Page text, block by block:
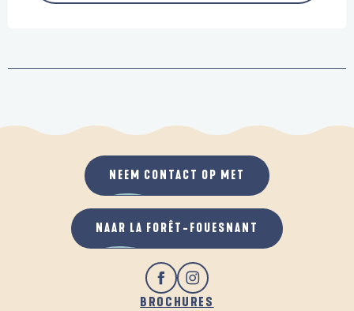
BROCHURES
NEEM CONTACT OP MET
NAAR LA FORÊT-FOUESNANT